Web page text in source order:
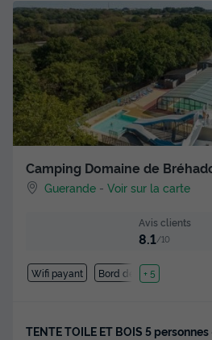
Camping Domaine de
Guerande -Voir sur la carte
Avis clients
8.1/10
Wifi payant Bord de mer
+ 5
TENTE TOILE ET BOIS 5